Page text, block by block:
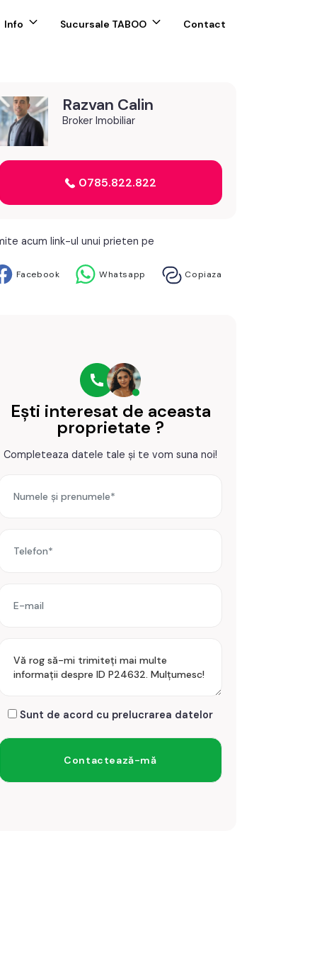
Info Sucursale TABOO Contact
Razvan Calin
Broker Imobiliar
0785.822.822
acum link-ul unui prieten pe
Facebook Whatsapp Copiaza
Ești interesat de aceasta
proprietate ?
Completeaza datele tale și te vom suna noi!
Sunt de acord cu prelucrarea datelor